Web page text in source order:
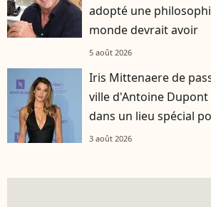
adopté une
monde devrait avoir
5 août 2026
Iris Mittenaere de
ville d'Antoine
dans un lieu spécial
3 août 2026